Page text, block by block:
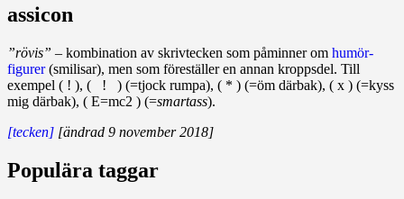
och
datatermer
assicon
”rövis” – kombination av skrivtecken som påminner om humör­
figurer(smilisar), men som före­ställer en annan kropps­del. Till
exempel ( ! ), ( ! ) (=tjock rumpa), ( * ) (=öm därbak), ( x ) (=kyss
mig därbak), ( E=mc2 ) (=smart­ass).
[tecken] [ändrad 9 november 2018]
Populära taggar